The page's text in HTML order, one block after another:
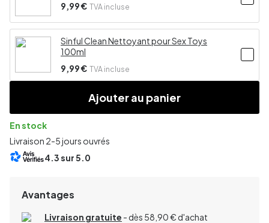
9,99 € TVA incluse
Sinful Clean Nettoyant pour Sex Toys
100ml
9,99 € TVA incluse
Ajouter au panier
En stock
Livraison 2-5 jours ouvrés
4.3sur 5.0
Avantages
Livraison gratuite - dès 58,90 € d'achat